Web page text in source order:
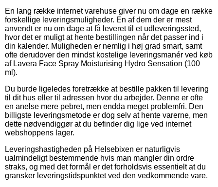
En lang række internet varehuse giver nu om dage en række
forskellige leveringsmuligheder. En af dem der er mest
anvendt er nu om dage at få leveret til et udleveringssted,
hvor det er muligt at hente bestillingen når det passer ind i
din kalender. Muligheden er nemlig i høj grad smart, samt
ofte derudover den mindst kostelige leveringsmanér ved køb
af Lavera Face Spray Moisturising Hydro Sensation (100
ml).
Du burde ligeledes foretrække at bestille pakken til levering
til dit hus eller til adressen hvor du arbejder. Denne er ofte
en anelse mere pebret, men endda meget problemfri. Den
billigste leveringsmetode er dog selv at hente varerne, men
dette nødvendiggør at du befinder dig lige ved internet
webshoppens lager.
Leveringshastigheden på Helsebixen er naturligvis
ualmindeligt bestemmende hvis man mangler din ordre
straks, og med det formål er det forholdsvis essentielt at du
gransker leveringstidspunktet ved den vedkommende vare.